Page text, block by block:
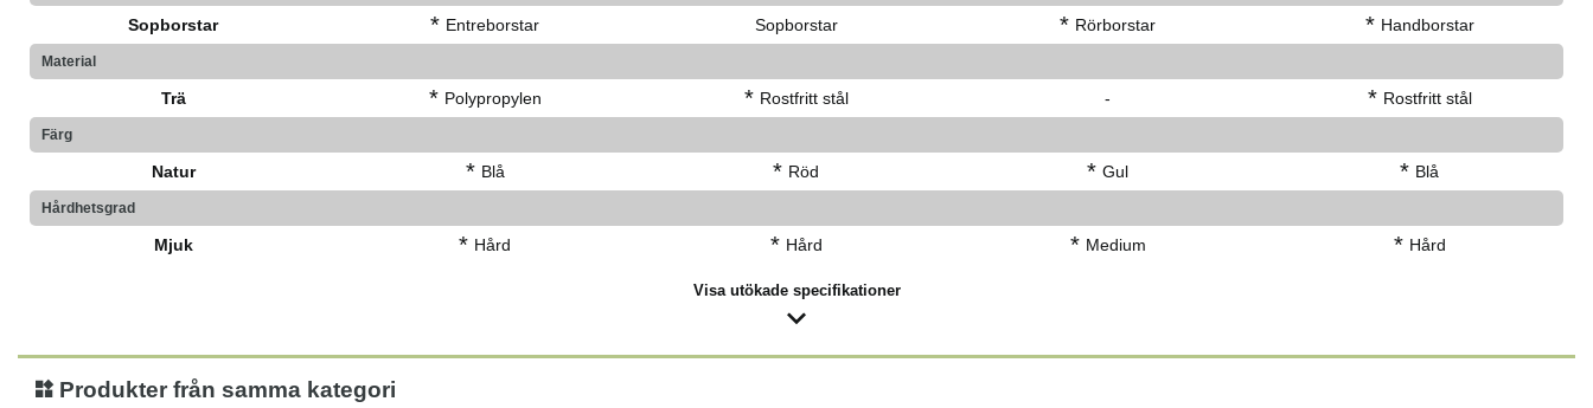
Sopborstar * Entreborstar Sopborstar * Rörborstar * Handborstar
Material
Trä * Polypropylen * Rostfritt stål - * Rostfritt stål
Färg
Natur * Blå * Röd * Gul * Blå
Hårdhetsgrad
Mjuk * Hård * Hård * Medium * Hård
Visa utökade specifikationer
Produkter från samma kategori